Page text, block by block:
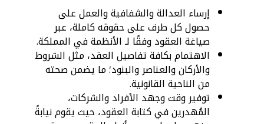
إرساء العدالة والشفافية والعمل على
حصول كل طرف على حقوقه كاملة، عبر
صياغة العقود وفقًا لـ الأنظمة في المملكة.
الاهتمام بكافة تفاصيل العقد، مثل الشروط
والأركان والعناصر والبنود؛ ما يضمن صحته
من الناحية القانونية.
توفير وقت وجهد الأفراد والشركات،
المُهدرين في كتابة العقود، حيث يقوم نيابةً